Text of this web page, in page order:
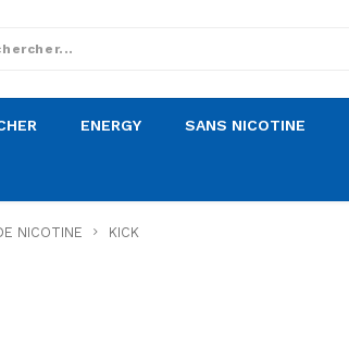
ENERGY SANS NICOTINE
NICOTINE KICK